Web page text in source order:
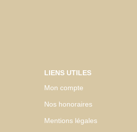
LIENS UTILES
Mon compte
Nos honoraires
Mentions légales